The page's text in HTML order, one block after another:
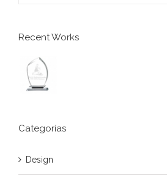
Recent Works
Categorías
Design